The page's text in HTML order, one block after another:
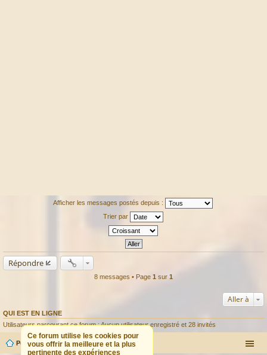
Afficher les messages postés depuis :
Trier par
Répondre
8 messages • Page 1 sur 1
Aller à
QUI EST EN LIGNE
Utilisateurs parcourant ce forum : Aucun utilisateur enregistré et 28 invités
Ce forum utilise les cookies pour
vous offrir la meilleure et la plus
pertinente des expériences
Portail Forum